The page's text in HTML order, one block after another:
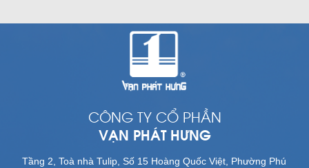
CÔNG TY CỔ PHẦN
VẠN PHÁT HƯNG
Tầng 2, Toà nhà Tulip, Số 15 Hoàng Quốc Việt, Phường Phú